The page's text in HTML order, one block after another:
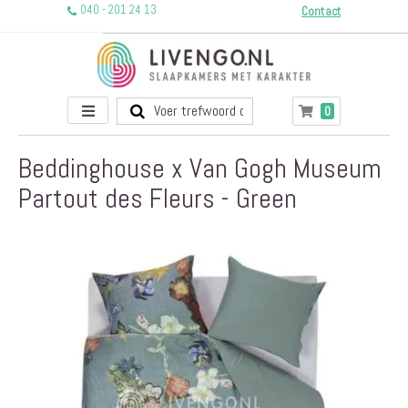
040 - 201 24 13 Contact
Toggle
Nav
Winkelwagen
0producten
Beddinghouse x Van Gogh Museum
Partout des Fleurs - Green
afbeeldingen-